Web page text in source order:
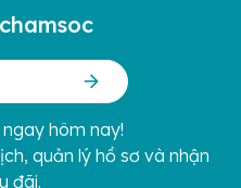
hôm nay!
quản lý hồ sơ và nhận
đãi.